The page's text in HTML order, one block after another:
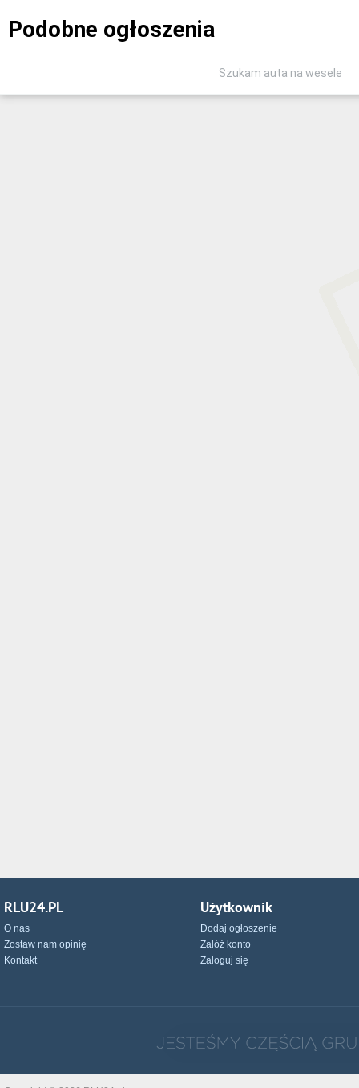
Podobne ogłoszenia
Szukam auta na wesele
RLU24.PL
O nas
Zostaw nam opinię
Kontakt
Użytkownik
Dodaj ogłoszenie
Załóż konto
Zaloguj się